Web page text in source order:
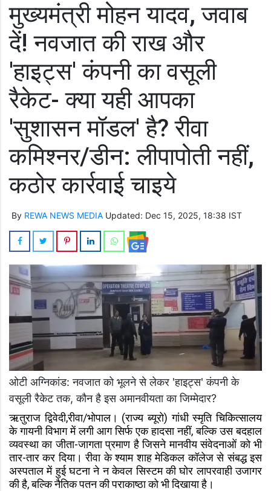
मुख्यमंत्री मोहन यादव, जवाब
दें! नवजात की राख और
'हाइट्स' कंपनी का वसूली
रैकेट- क्या यही आपका
'सुशासन मॉडल' है? रीवा
कमिश्नर/डीन: लीपापोती नहीं,
कठोर कार्रवाई चाइये
By REWA NEWS MEDIA Updated: Dec 15, 2025, 18:38 IST
ओटी अग्निकांड: नवजात को भूलने से लेकर 'हाइट्स' कंपनी के
वसूली रैकेट तक, कौन है इस अमानवीयता का जिम्मेदार?
ऋतुराज द्विवेदी,रीवा/भोपाल। (राज्य ब्यूरो) गांधी स्मृति चिकित्सालय
के गायनी विभाग में लगी आग सिर्फ एक हादसा नहीं, बल्कि उस बदहाल
व्यवस्था का जीता-जागता प्रमाण है जिसने मानवीय संवेदनाओं को भी
तार-तार कर दिया। रीवा के श्याम शाह मेडिकल कॉलेज से संबद्ध इस
अस्पताल में हुई घटना ने न केवल सिस्टम की घोर लापरवाही उजागर
की है, बल्कि नैतिक पतन की पराकाष्ठा को भी दिखाया है।